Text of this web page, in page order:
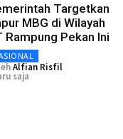
Targetkan
MBG di Wilayah
Rampung Pekan Ini
Alfian Risfil
saja